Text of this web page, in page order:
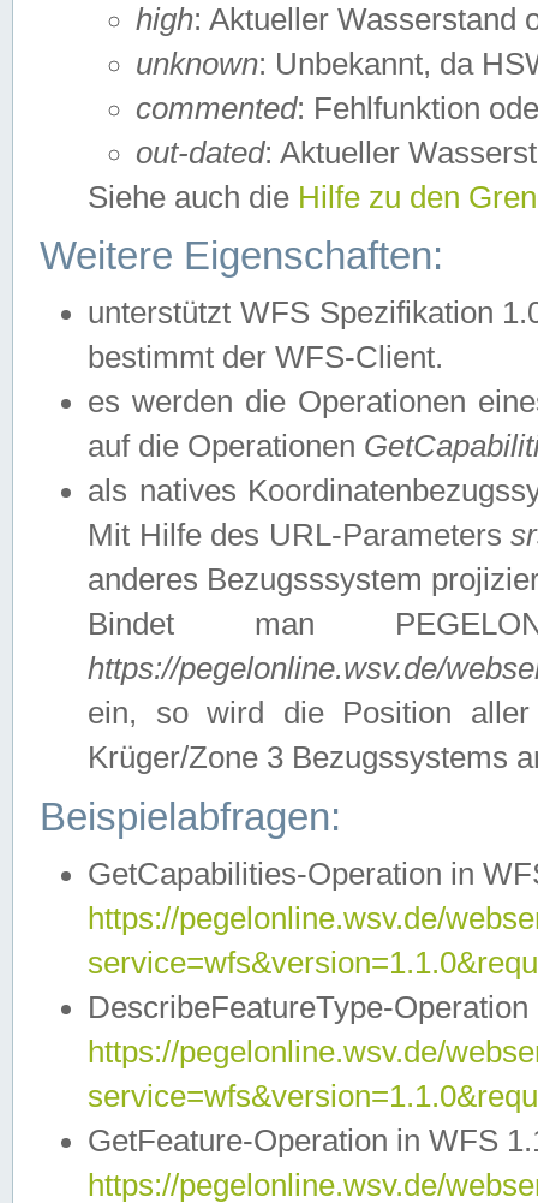
high: Aktueller Wasserstand
unknown: Unbekannt, da
commented: Fehlfunktion
out-dated: Aktueller
Siehe auch die Hilfe zu den
Weitere Eigenschaften:
unterstützt WFS Spezifikation
bestimmt der WFS-Client.
es werden die Operationen
auf die Operationen
als natives
Mit Hilfe des URL-Parameters
anderes Bezugsssystem
Bindet man
https://pegelonline.wsv.de/
ein, so wird die Position
Krüger/Zone 3 Bezugssystems
Beispielabfragen:
GetCapabilities-Operation in
https://pegelonline.wsv.de/
DescribeFeatureType-
https://pegelonline.wsv.de/
GetFeature-Operation in WFS
https://pegelonline.wsv.de/